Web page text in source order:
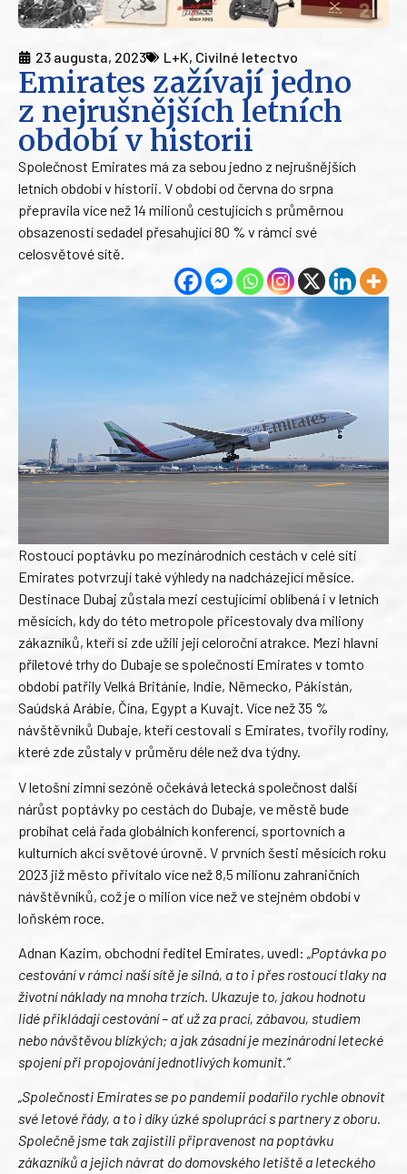
23 augusta, 2023 L+K, Civilné letectvo
Emirates zažívají jedno
z nejrušnějších letních
období v historii
Společnost Emirates má za sebou jedno z nejrušnějších
letních období v historii. V období od června do srpna
přepravila více než 14 milionů cestujících s průměrnou
obsazeností sedadel přesahující 80 % v rámci své
celosvětové sítě.
Rostoucí poptávku po mezinárodních cestách v celé síti
Emirates potvrzují také výhledy na nadcházející měsíce.
Destinace Dubaj zůstala mezi cestujícími oblíbená i v letních
měsících, kdy do této metropole přicestovaly dva miliony
zákazníků, kteří si zde užili její celoroční atrakce. Mezi hlavní
příletové trhy do Dubaje se společností Emirates v tomto
období patřily Velká Británie, Indie, Německo, Pákistán,
Saúdská Arábie, Čína, Egypt a Kuvajt. Více než 35 %
návštěvníků Dubaje, kteří cestovali s Emirates, tvořily rodiny,
které zde zůstaly v průměru déle než dva týdny.
V letošní zimní sezóně očekává letecká společnost další
nárůst poptávky po cestách do Dubaje, ve městě bude
probíhat celá řada globálních konferencí, sportovních a
kulturních akcí světové úrovně. V prvních šesti měsících roku
2023 již město přivítalo více než 8,5 milionu zahraničních
návštěvníků, což je o milion více než ve stejném období v
loňském roce.
Adnan Kazim, obchodní ředitel Emirates, uvedl: „Poptávka po
cestování v rámci naší sítě je silná, a to i přes rostoucí tlaky na
životní náklady na mnoha trzích. Ukazuje to, jakou hodnotu
lidé přikládají cestování – ať už za prací, zábavou, studiem
nebo návštěvou blízkých; a jak zásadní je mezinárodní letecké
spojení při propojování jednotlivých komunit.“
„Společnosti Emirates se po pandemii podařilo rychle obnovit
své letové řády, a to i díky úzké spolupráci s partnery z oboru.
Společně jsme tak zajistili připravenost na poptávku
zákazníků a jejich návrat do domovského letiště a leteckého